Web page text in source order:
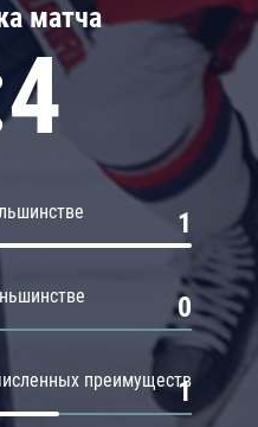
матча
1
0
преимуществ
1